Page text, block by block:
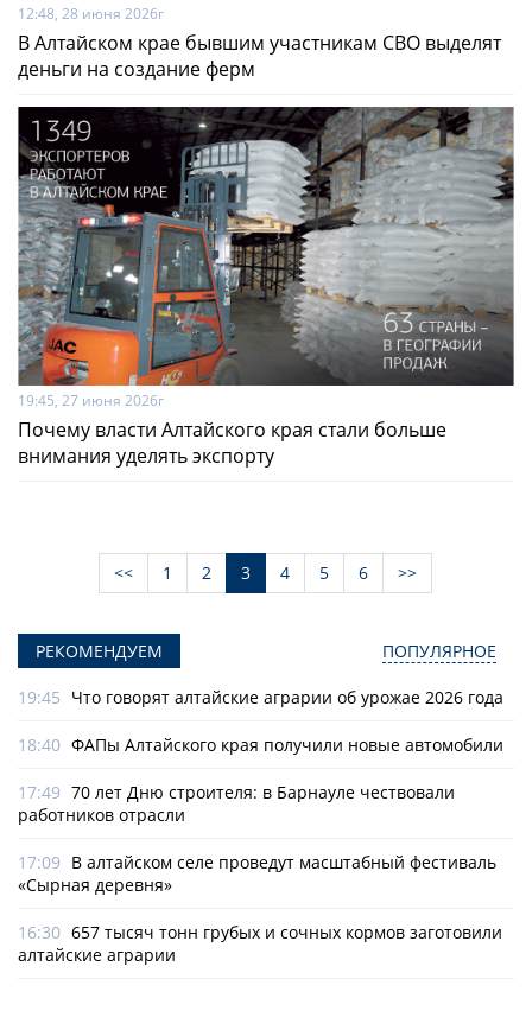
12:48, 28 июня 2026г
В Алтайском крае бывшим участникам СВО выделят
деньги на создание ферм
19:45, 27 июня 2026г
Почему власти Алтайского края стали больше
внимания уделять экспорту
<< 1 2 3 4 5 6 >>
РЕКОМЕНДУЕМ ПОПУЛЯРНОЕ
19:45 Что говорят алтайские аграрии об урожае 2026 года
18:40 ФАПы Алтайского края получили новые автомобили
17:49 70 лет Дню строителя: в Барнауле чествовали
работников отрасли
17:09 В алтайском селе проведут масштабный фестиваль
«Сырная деревня»
16:30 657 тысяч тонн грубых и сочных кормов заготовили
алтайские аграрии